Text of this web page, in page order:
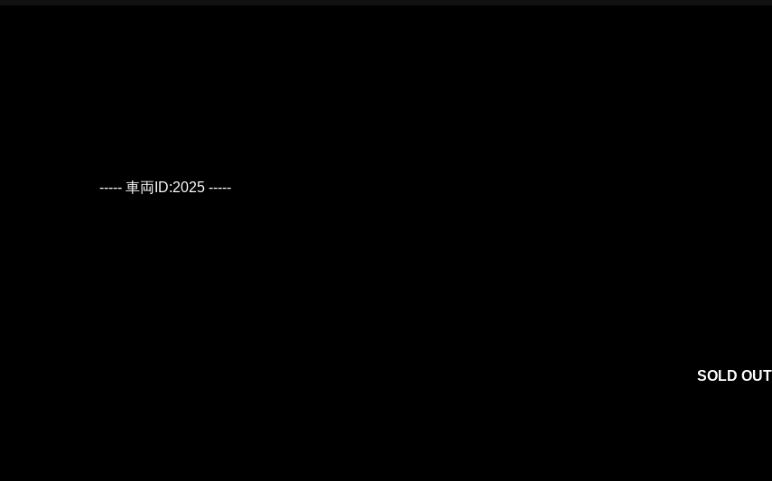
----- 車両ID:2025 -----
SOLD OUT